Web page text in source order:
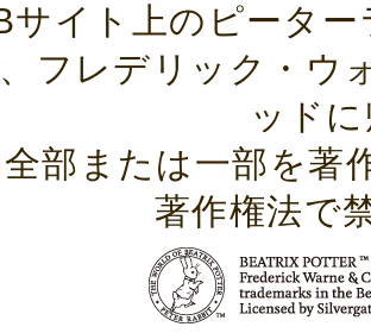
サイト上のピータ
フレデリック・ウ
ッド
部または一部を著
著作権法で